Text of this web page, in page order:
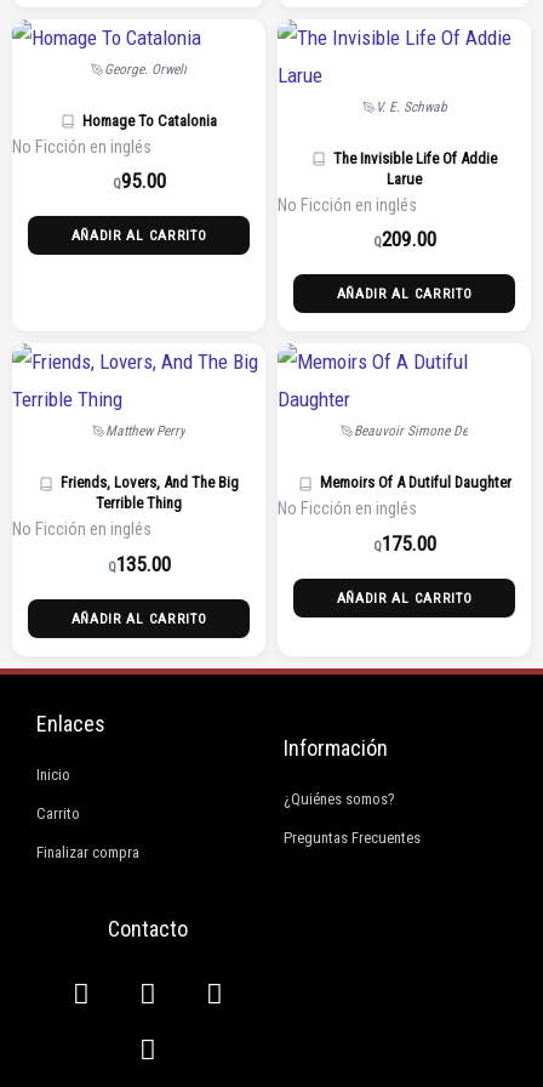
George. Orwell
Homage To Catalonia
No Ficción en inglés
Q95.00
AÑADIR AL CARRITO
V. E. Schwab
The Invisible Life Of Addie
Larue
No Ficción en inglés
Q209.00
AÑADIR AL CARRITO
Matthew Perry
Friends, Lovers, And The Big
Terrible Thing
No Ficción en inglés
Q135.00
AÑADIR AL CARRITO
Beauvoir Simone De
Memoirs Of A Dutiful Daughter
No Ficción en inglés
Q175.00
AÑADIR AL CARRITO
Enlaces
Inicio
Carrito
Finalizar compra
Información
¿Quiénes somos?
Preguntas Frecuentes
Contacto
F
a
I
n
s
t
W
h
E
n
v
e